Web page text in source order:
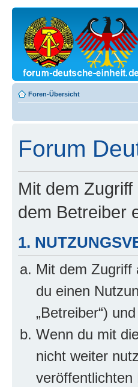
Foren-Übersicht
Forum
Mit dem
dem Betreiber
1.
Mit dem Zugriff
du einen
„Betreiber“)
Wenn du mit
nicht weiter
veröffentlichten